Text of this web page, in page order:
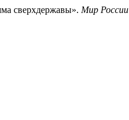
сверхдержавы». Мир России